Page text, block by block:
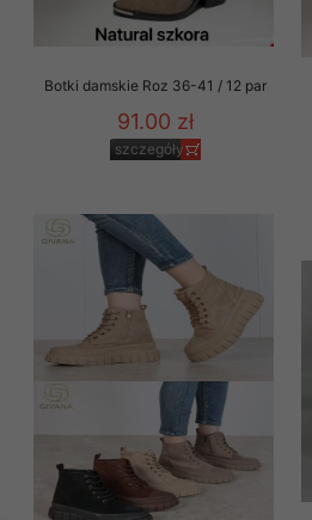
Botki damskie Roz 36-41 / 12 par
91.00 zł
szczegóły